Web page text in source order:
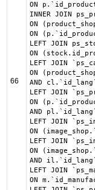
66
ON
INNER JOIN
ON
ON
LEFT JOIN
ON
LEFT JOIN
ON
AND
LEFT JOIN
ON
AND
LEFT JOIN
ON
LEFT JOIN
ON
AND
LEFT JOIN
ON